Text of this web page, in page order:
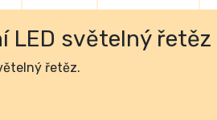
LED světelný
řetěz.